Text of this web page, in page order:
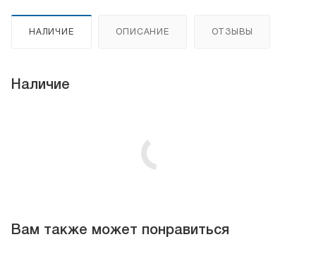
НАЛИЧИЕ ОПИСАНИЕ ОТЗЫВЫ
Наличие
Вам также может понравиться